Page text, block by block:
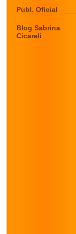
Publ. Oficial
Blog Sabrina
Cicareli